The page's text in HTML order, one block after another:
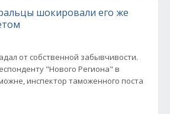
шокировали его же
от собственной забывчивости.
"Нового Региона" в
инспектор таможенного поста